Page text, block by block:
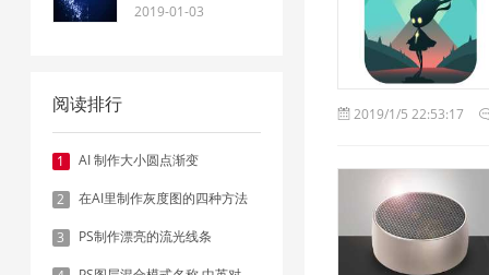
2019-01-03
阅读排行
1 AI 制作大小圆点渐变
2 在AI里制作灰度图的四种方法
3 PS制作漂亮的流光线条
2019/1/5 22:53:17